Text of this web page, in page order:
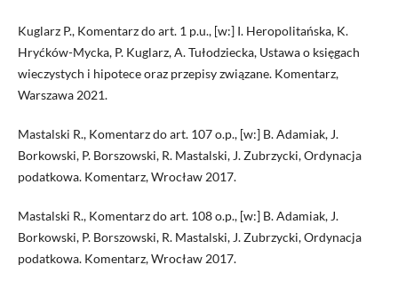
Kuglarz P., Komentarz do art. 1 p.u., [w:] I. Heropolitańska, K.
Hryćków-Mycka, P. Kuglarz, A. Tułodziecka, Ustawa o księgach
wieczystych i hipotece oraz przepisy związane. Komentarz,
Warszawa 2021.
Mastalski R., Komentarz do art. 107 o.p., [w:] B. Adamiak, J.
Borkowski, P. Borszowski, R. Mastalski, J. Zubrzycki, Ordynacja
podatkowa. Komentarz, Wrocław 2017.
Mastalski R., Komentarz do art. 108 o.p., [w:] B. Adamiak, J.
Borkowski, P. Borszowski, R. Mastalski, J. Zubrzycki, Ordynacja
podatkowa. Komentarz, Wrocław 2017.